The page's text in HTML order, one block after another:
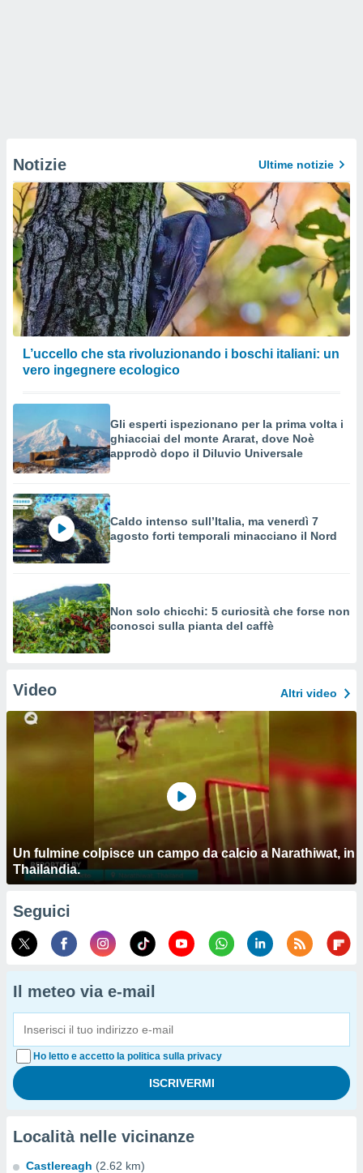
Notizie Ultime notizie
L’uccello che sta rivoluzionando i boschi italiani: un
vero ingegnere ecologico
Gli esperti ispezionano per la prima volta i
ghiacciai del monte Ararat, dove Noè
approdò dopo il Diluvio Universale
Caldo intenso sull’Italia, ma venerdì 7
agosto forti temporali minacciano il Nord
Non solo chicchi: 5 curiosità che forse non
conosci sulla pianta del caffè
Video Altri video
Un fulmine colpisce un campo da calcio a Narathiwat, in
Thailandia.
Seguici
Il meteo via e-mail
Ho letto e accetto la politica sulla privacy
Località nelle vicinanze
Castlereagh (2.62 km)